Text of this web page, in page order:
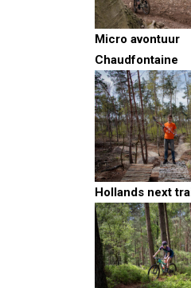
Micro avontuur
Chaudfontaine
Hollands next